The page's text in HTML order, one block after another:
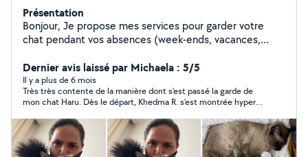
Présentation
Bonjour, Je propose mes services pour garder votre
chat pendant vos absences (week-ends, vacances,
à domicile pour m'occuper de votre compagnon :
Nourrir et changer l'eau Nettoyer la litière Jouer et
câliner votre chat Donner des nouvelles régulières
(photos/vidéos) Disponible à [votre ville/quartier]. Tarifs
: à convenir ensemble selon la durée et la fréquence
des visites. N'hésitez pas à me contacter pour plus
d'informations !
Dernier avis laissé par Michaela : 5/5
Il y a plus de 6 mois
Très très contente de la manière dont s'est passé la garde de
mon chat Haru. Dès le départ, Khedma R. s'est montrée hyper
quasiment tous les jours et mon chat était visiblement
détendu. Je recommande à 100%. Un grand merci !